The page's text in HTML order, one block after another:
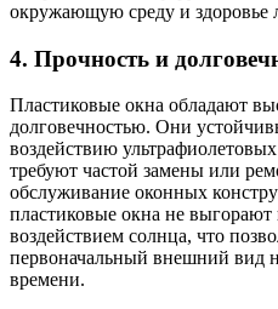
окружающую среду и здоровье
4. Прочность и
Пластиковые окна обладают
долговечностью. Они
воздействию
требуют частой замены или
обслуживание оконных
пластиковые окна не
воздействием солнца, что
первоначальный внешний вид
времени.